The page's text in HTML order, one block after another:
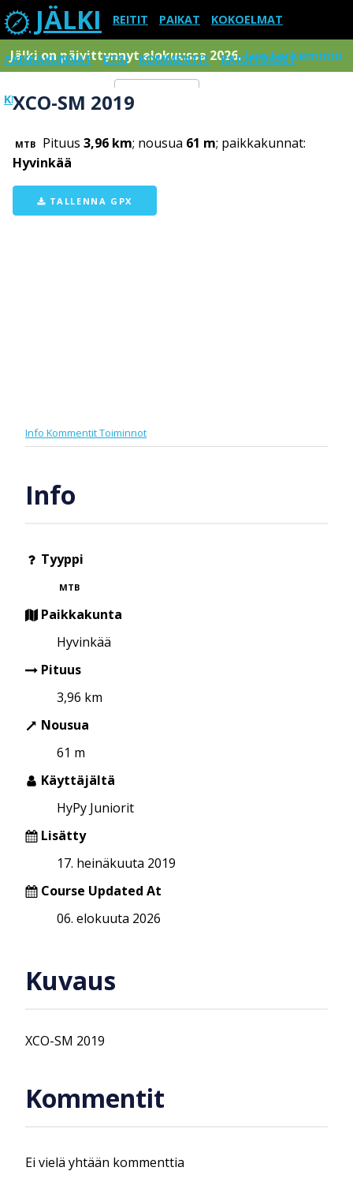
JÄLKI REITIT PAIKAT KOKOELMAT
PAIKKAKUNNAT ETSI KOMMENTIT RAJOITUKSET
KIRJAUDU SISÄÄN
Jälki on päivittynnyt elokuussa 2026.Lue tarkemmin
XCO-SM 2019
MTB Pituus 3,96 km; nousua 61 m; paikkakunnat:
Hyvinkää
TALLENNA GPX
Info KommentitToiminnot
Info
Tyyppi
MTB
Paikkakunta
Hyvinkää
Pituus
3,96 km
Nousua
61 m
Käyttäjältä
HyPy Juniorit
Lisätty
17. heinäkuuta 2019
Course Updated At
06. elokuuta 2026
Kuvaus
XCO-SM 2019
Kommentit
Ei vielä yhtään kommenttia